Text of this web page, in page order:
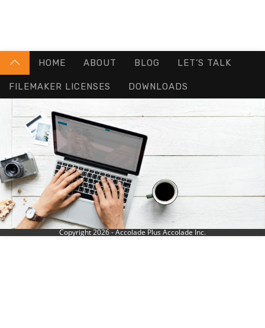
HOME ABOUT BLOG LET’S TALK
FILEMAKER LICENSES DOWNLOADS
Copyright 2026 - Accolade Plus Accolade Inc.